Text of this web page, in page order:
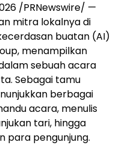
/PRNewswire/ —
mitra lokalnya di
buatan (AI)
menampilkan
sebuah acara
Sebagai tamu
berbagai
acara, menulis
tari, hingga
para pengunjung.